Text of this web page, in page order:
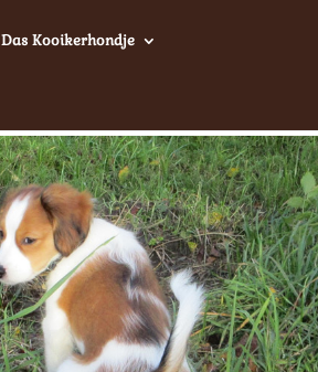
Das Kooikerhondje